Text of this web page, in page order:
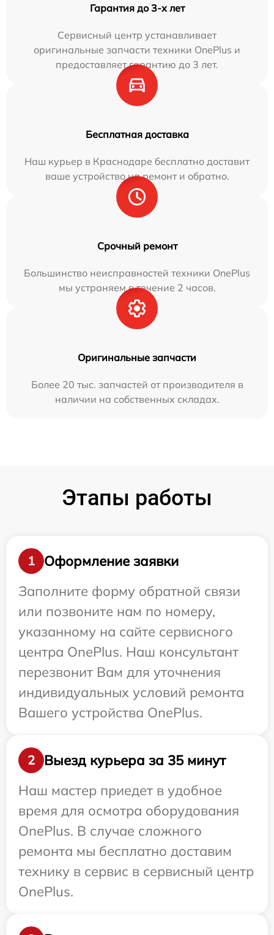
Гарантия до 3-х лет
Сервисный центр устанавливает
оригинальные запчасти техники OnePlus и
предоставляет гарантию до 3 лет.
Бесплатная доставка
Наш курьер в Краснодаре бесплатно доставит
ваше устройство на ремонт и обратно.
Срочный ремонт
Большинство неисправностей техники OnePlus
мы устраняем в течение 2 часов.
Оригинальные запчасти
Более 20 тыс. запчастей от производителя в
наличии на собственных складах.
Этапы работы
1
Оформление заявки
Заполните форму обратной связи
или позвоните нам по номеру,
указанному на сайте сервисного
центра OnePlus. Наш консультант
перезвонит Вам для уточнения
индивидуальных условий ремонта
Вашего устройства OnePlus.
2
Выезд курьера за 35 минут
Наш мастер приедет в удобное
время для осмотра оборудования
OnePlus. В случае сложного
ремонта мы бесплатно доставим
технику в сервис в сервисный центр
OnePlus.